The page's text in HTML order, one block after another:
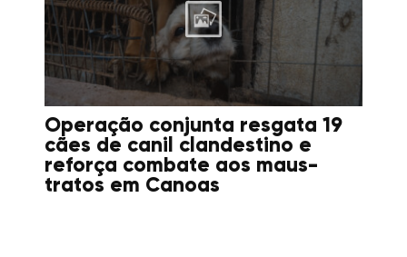
Operação conjunta resgata 19
cães de canil clandestino e
reforça combate aos maus-
tratos em Canoas